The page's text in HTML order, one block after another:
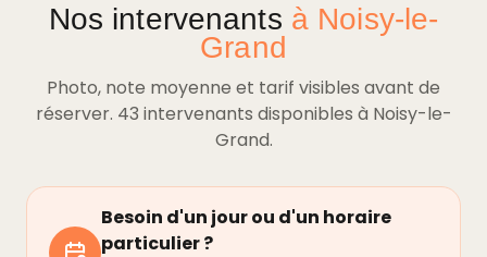
Nos intervenants à Noisy-le-
Grand
Photo, note moyenne et tarif visibles avant de
réserver. 43 intervenants disponibles à Noisy-le-
Grand.
Besoin d'un jour ou d'un horaire
particulier ?